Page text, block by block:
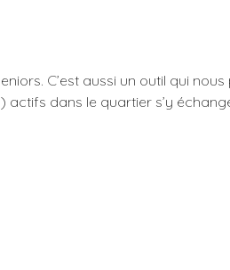
C’est aussi un outil qui nous
dans le quartier s’y